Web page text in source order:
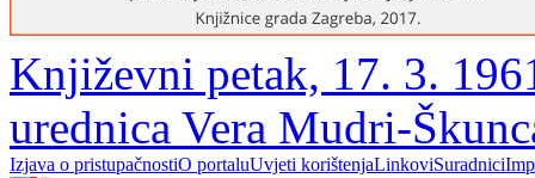
Književni petak, 17. 3.
urednica Vera Mudri-
Izjava o pristupačnostiO portaluUvjeti korištenjaLinkoviSuradnici